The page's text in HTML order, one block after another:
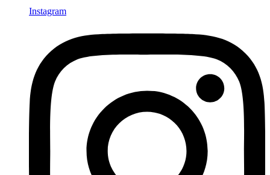
Instagram